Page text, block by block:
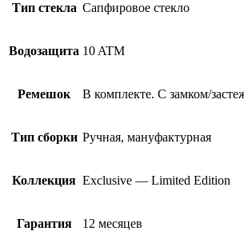
Тип стекла Сапфировое стекло
Водозащита 10 ATM
Ремешок В комплекте. С замком/
Тип сборки Ручная, мануфактурная
Коллекция Exclusive — Limited Edition
Гарантия 12 месяцев